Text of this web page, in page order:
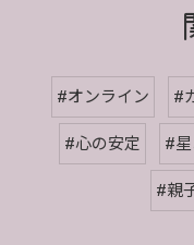
#オンライン #
#心の安定 #
#親